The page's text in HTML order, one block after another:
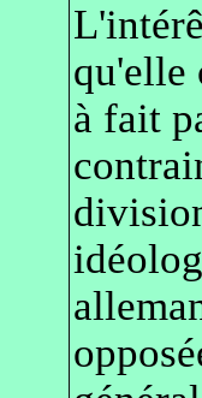
qu'elle
à fait